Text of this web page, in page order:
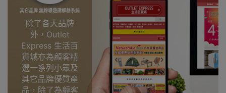
其它品牌 無線導遊講解器系統
除了各大品牌
外，Outlet
Express 生活百
貨城亦為顧客精
選一系列小眾及
其它品牌優質產
品，除了為顧客